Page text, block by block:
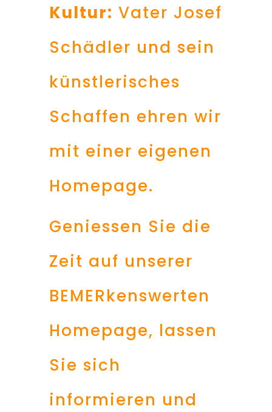
Kultur: Vater Josef
Schädler und sein
künstlerisches
Schaffen ehren wir
mit einer eigenen
Homepage.
Geniessen Sie die
Zeit auf unserer
BEMERkenswerten
Homepage, lassen
Sie sich
informieren und